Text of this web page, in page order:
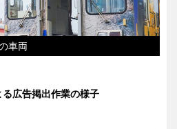
車両
広告掲出作業の様子